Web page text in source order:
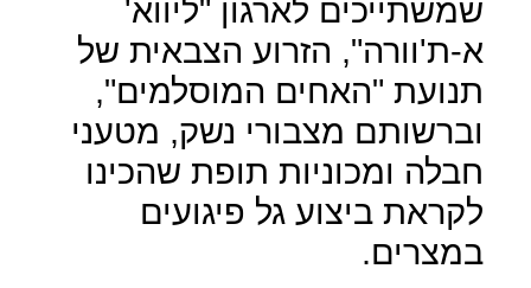
שמשתייכים לארגון "ליווא'
א-ת'וורה", הזרוע הצבאית של
תנועת "האחים המוסלמים",
וברשותם מצבורי נשק, מטעני
חבלה ומכוניות תופת שהכינו
לקראת ביצוע גל פיגועים
במצרים.